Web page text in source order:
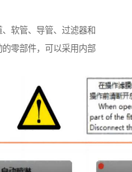
软管、导管、过滤器和
零部件，可以采用内部